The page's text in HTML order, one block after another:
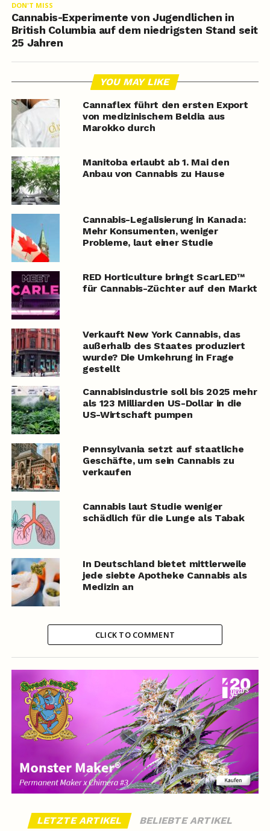
DON'T MISS
Cannabis-Experimente von Jugendlichen in
British Columbia auf dem niedrigsten Stand seit
25 Jahren
YOU MAY LIKE
Cannaflex führt den ersten Export
von medizinischem Beldia aus
Marokko durch
Manitoba erlaubt ab 1. Mai den
Anbau von Cannabis zu Hause
Cannabis-Legalisierung in Kanada:
Mehr Konsumenten, weniger
Probleme, laut einer Studie
RED Horticulture bringt ScarLED™
für Cannabis-Züchter auf den Markt
Verkauft New York Cannabis, das
außerhalb des Staates produziert
wurde? Die Umkehrung in Frage
gestellt
Cannabisindustrie soll bis 2025 mehr
als 123 Milliarden US-Dollar in die
US-Wirtschaft pumpen
Pennsylvania setzt auf staatliche
Geschäfte, um sein Cannabis zu
verkaufen
Cannabis laut Studie weniger
schädlich für die Lunge als Tabak
In Deutschland bietet mittlerweile
jede siebte Apotheke Cannabis als
Medizin an
CLICK TO COMMENT
LETZTE ARTIKEL BELIEBTE ARTIKEL